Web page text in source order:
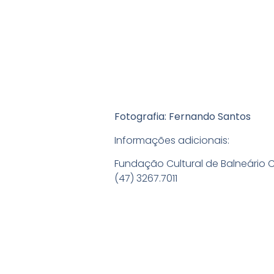
Fotografia: Fernando Santos
Informações adicionais:
Fundação Cultural de Balneário
(47) 3267.7011